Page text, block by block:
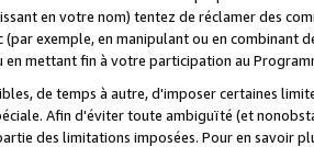
en votre nom) tentez de réclamer des
exemple, en manipulant ou en combinant
en mettant fin à votre participation au
de temps à autre, d'imposer certaines
Afin d'éviter toute ambiguïté (et
des limitations imposées. Pour en savoir